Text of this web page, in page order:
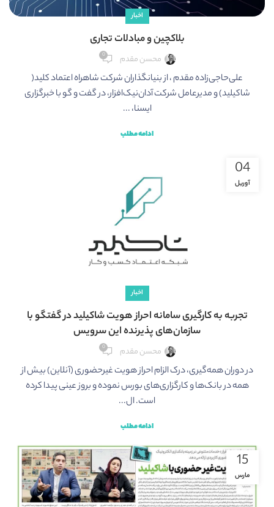
اخبار
بلاکچین و مبادلات تجاری
محسن مقدم 0
علی­‌حاجی‌­زاده مقدم ، از بنیانگذاران شرکت شاهراه اعتماد کلید(
شاکیلید) و مدیرعامل شرکت آدان‌نیک‌افزار، در گفت و گو با خبرگزاری
ایسنا، ...
ادامه مطلب
04
آوریل
اخبار
تجربه به کارگیری سامانه احراز هویت شاکیلید در گفتگو با
سازمان‌های پذیرنده این سرویس
محسن مقدم 0
در دوران همه‌گیری، درک الزام احراز هویت غیرحضوری (آنلاین) بیش از
همه در بانک‌ها و کارگزاری‌های بورس نموده و بروز عینی پیدا کرده
است. ال...
ادامه مطلب
15
مارس